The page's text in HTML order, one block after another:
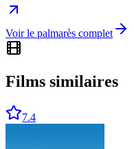
Voir le palmarès complet
Films similaires
7.4